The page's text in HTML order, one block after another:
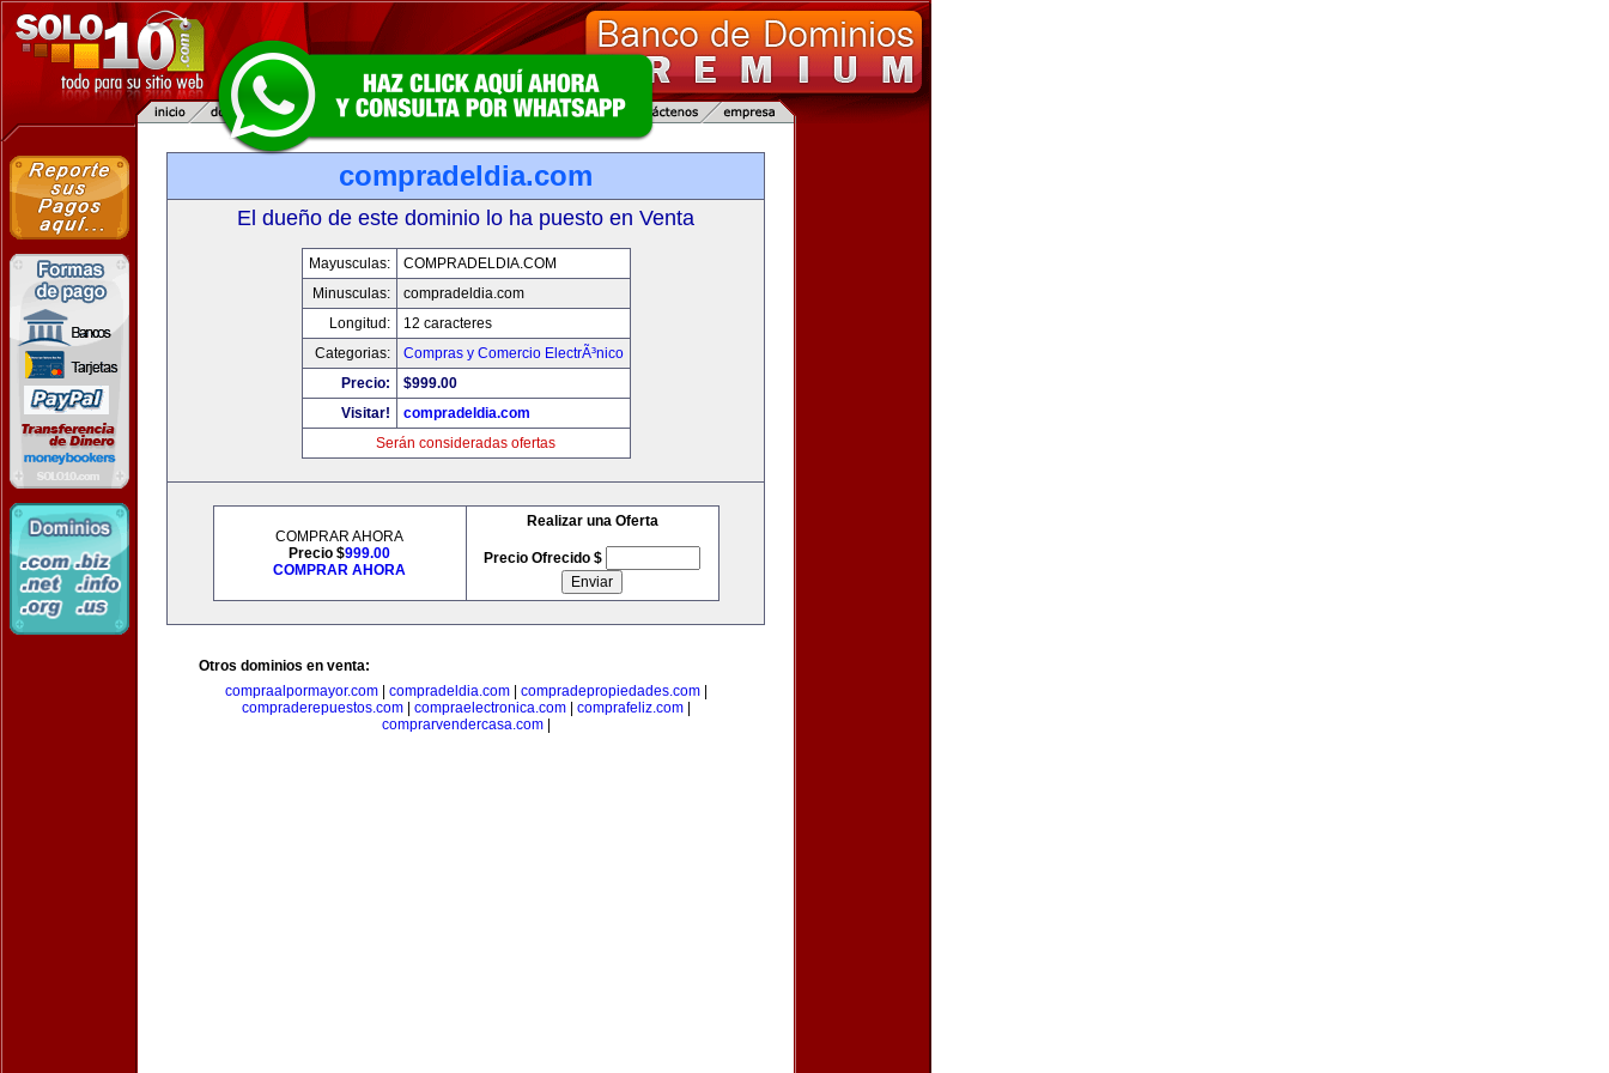
compradeldia.com
El dueño de este dominio lo ha puesto en Venta
Mayusculas:
COMPRADELDIA.COM
Minusculas:
compradeldia.com
Longitud:
12 caracteres
Categorias:
Compras y Comercio ElectrÃ³nico
Precio:
$999.00
Visitar!
compradeldia.com
Serán consideradas ofertas
COMPRAR AHORA
Precio $999.00
COMPRAR AHORA
Realizar una Oferta
Precio Ofrecido $
Otros dominios en venta:
compraalpormayor.com| compradeldia.com| compradepropiedades.com|
compraderepuestos.com| compraelectronica.com| comprafeliz.com|
comprarvendercasa.com|